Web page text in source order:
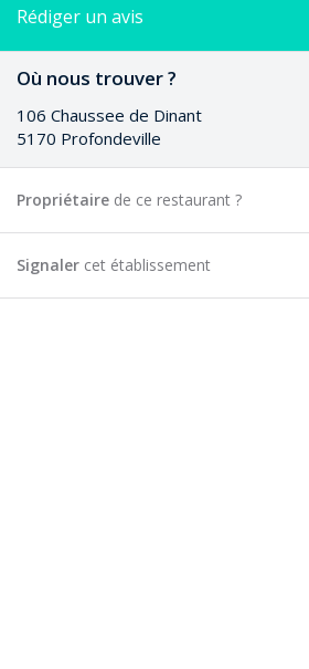
Rédiger un avis
Où nous trouver ?
106 Chaussee de Dinant
5170 Profondeville
Propriétaire de ce restaurant ?
Signaler cet établissement